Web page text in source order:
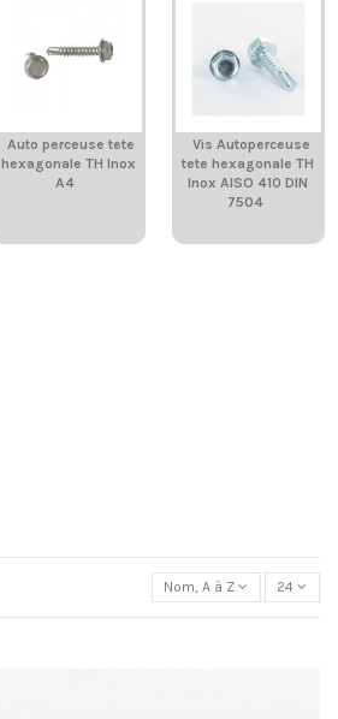
Auto perceuse tete
hexagonale TH Inox
A4
Vis Autoperceuse
tete hexagonale TH
Inox AISO 410 DIN
7504
Nom, A à Z 24